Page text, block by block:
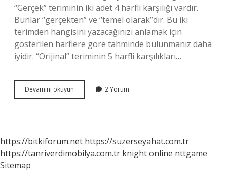
“Gerçek” teriminin iki adet 4 harfli karşılığı vardır.
Bunlar “gerçekten” ve “temel olarak”dır. Bu iki
terimden hangisini yazacağınızı anlamak için
gösterilen harflere göre tahminde bulunmanız daha
iyidir. “Orijinal” teriminin 5 harfli karşılıkları…
Devamını okuyun Bulmacada
Nida
2 Yorum
https://bitkiforum.net https://suzerseyahat.com.tr
https://tanriverdimobilya.com.tr knight online nttgame
Sitemap